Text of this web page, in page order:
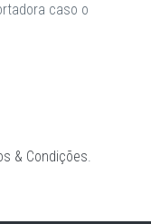
caso o
& Condições.